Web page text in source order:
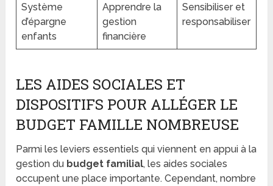
Système
d’épargne
enfants
Apprendre la
gestion
financière
Sensibiliser et
responsabiliser
LES AIDES SOCIALES ET
DISPOSITIFS POUR ALLÉGER LE
BUDGET FAMILLE NOMBREUSE
Parmi les leviers essentiels qui viennent en appui à la
gestion du budget familial, les aides sociales
occupent une place importante. Cependant, nombre